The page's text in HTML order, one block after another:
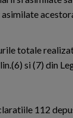
totale
si (7) din
112